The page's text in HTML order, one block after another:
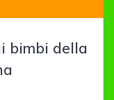
bimbi della